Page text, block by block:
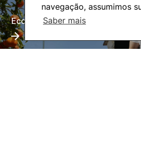
navegação, assumimos
Saber mais
Eco-Escola